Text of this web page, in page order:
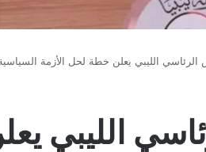
الليبي يعلن خطة لحل الأزمة السياسية
الليبي